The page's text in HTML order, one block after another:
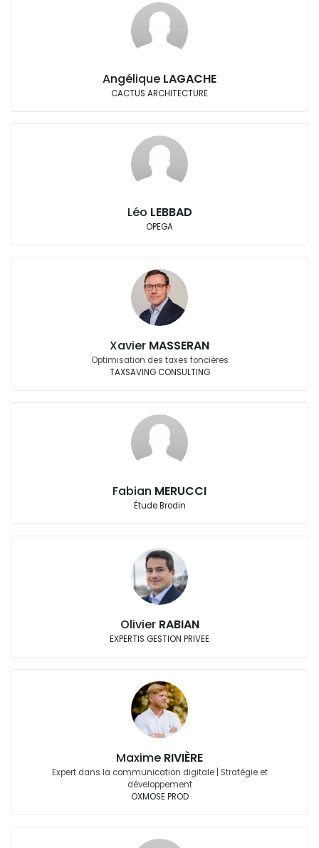
Angélique LAGACHE
CACTUS ARCHITECTURE
Léo LEBBAD
OPEGA
Xavier MASSERAN
Optimisation des taxes foncières
TAXSAVING CONSULTING
Fabian MERUCCI
Étude Brodin
Olivier RABIAN
EXPERTIS GESTION PRIVEE
Maxime RIVIÈRE
Expert dans la communication digitale | Stratégie et
développement
OXMOSE PROD